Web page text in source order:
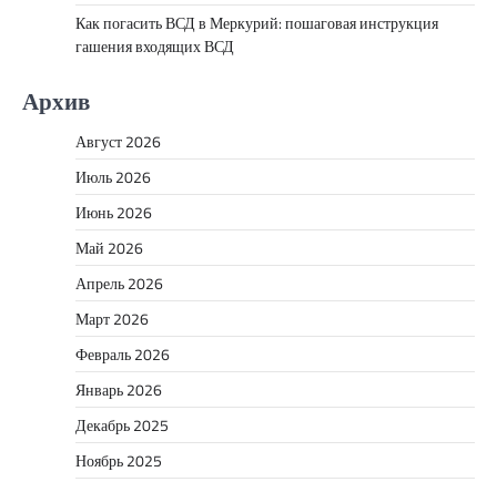
Как погасить ВСД в Меркурий: пошаговая инструкция
гашения входящих ВСД
Архив
Август 2026
Июль 2026
Июнь 2026
Май 2026
Апрель 2026
Март 2026
Февраль 2026
Январь 2026
Декабрь 2025
Ноябрь 2025